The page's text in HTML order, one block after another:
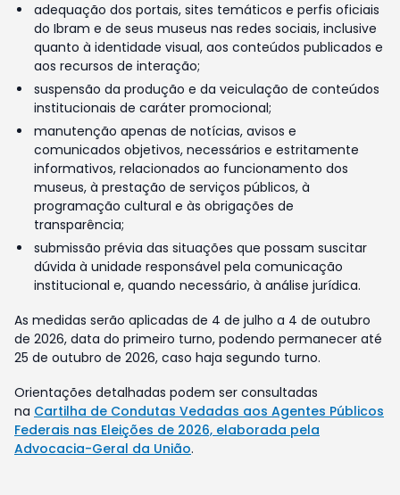
adequação dos portais, sites temáticos e perfis oficiais
do Ibram e de seus museus nas redes sociais, inclusive
quanto à identidade visual, aos conteúdos publicados e
aos recursos de interação;
suspensão da produção e da veiculação de conteúdos
institucionais de caráter promocional;
manutenção apenas de notícias, avisos e
comunicados objetivos, necessários e estritamente
informativos, relacionados ao funcionamento dos
museus, à prestação de serviços públicos, à
programação cultural e às obrigações de
transparência;
submissão prévia das situações que possam suscitar
dúvida à unidade responsável pela comunicação
institucional e, quando necessário, à análise jurídica.
As medidas serão aplicadas de 4 de julho a 4 de outubro
de 2026, data do primeiro turno, podendo permanecer até
25 de outubro de 2026, caso haja segundo turno.
Orientações detalhadas podem ser consultadas
na Cartilha de Condutas Vedadas aos Agentes Públicos
Federais nas Eleições de 2026, elaborada pela
Advocacia-Geral da União.